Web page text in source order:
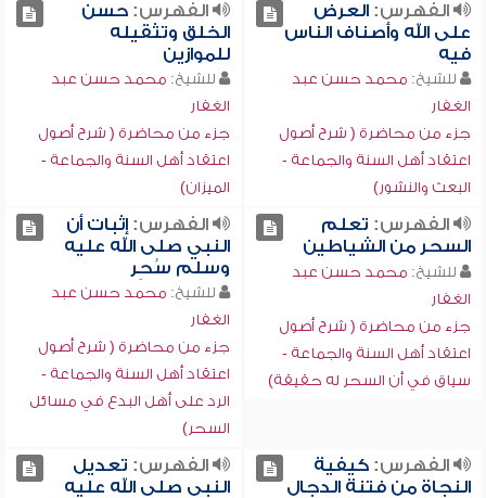
الفهرس:العرض
على الله وأصناف الناس
فيه
للشيخ: محمد حسن عبد
الغفار
جزء من محاضرة ( شرح أصول
اعتقاد أهل السنة والجماعة -
البعث والنشور)
الفهرس:حسن
الخلق وتثقيله
للموازين
للشيخ: محمد حسن عبد
الغفار
جزء من محاضرة ( شرح أصول
اعتقاد أهل السنة والجماعة -
الميزان)
الفهرس: تعلم
السحر من الشياطين
للشيخ: محمد حسن عبد
الغفار
جزء من محاضرة ( شرح أصول
اعتقاد أهل السنة والجماعة -
سياق في أن السحر له حقيقة)
الفهرس:إثبات أن
النبي صلى الله عليه
وسلم سُحِر
للشيخ: محمد حسن عبد
الغفار
جزء من محاضرة ( شرح أصول
اعتقاد أهل السنة والجماعة -
الرد على أهل البدع في مسائل
السحر)
الفهرس:كيفية
النجاة من فتنة الدجال
الفهرس: تعديل
النبي صلى الله عليه